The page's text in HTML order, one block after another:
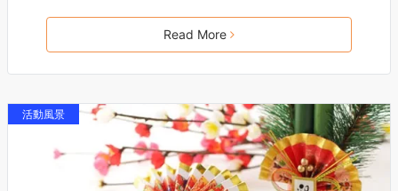
Read More
活動風景